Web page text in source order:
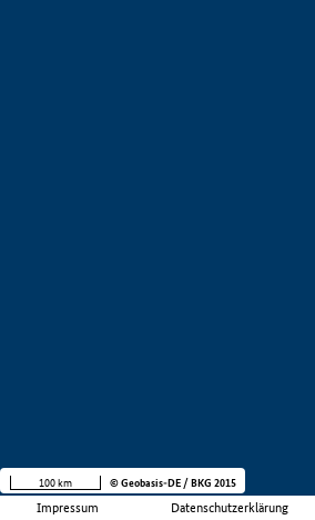
Impressum Datenschutzerklärung
100 km © Geobasis-DE / BKG 2015